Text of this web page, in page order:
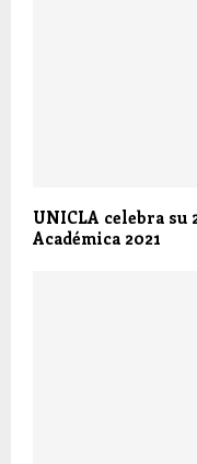
UNICLA celebra su
Académica 2021